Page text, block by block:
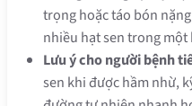
trọng hoặc táo bón
nhiều hạt sen trong một
Lưu ý cho người bệnh
sen khi được hầm nhừ,